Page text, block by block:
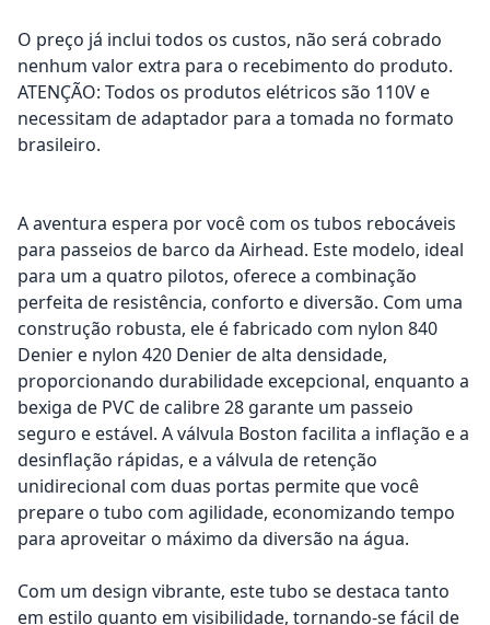
O preço já inclui todos os custos, não será cobrado
nenhum valor extra para o recebimento do produto.
ATENÇÃO: Todos os produtos elétricos são 110V e
necessitam de adaptador para a tomada no formato
brasileiro.
A aventura espera por você com os tubos rebocáveis
para passeios de barco da Airhead. Este modelo, ideal
para um a quatro pilotos, oferece a combinação
perfeita de resistência, conforto e diversão. Com uma
construção robusta, ele é fabricado com nylon 840
Denier e nylon 420 Denier de alta densidade,
proporcionando durabilidade excepcional, enquanto a
bexiga de PVC de calibre 28 garante um passeio
seguro e estável. A válvula Boston facilita a inflação e a
desinflação rápidas, e a válvula de retenção
unidirecional com duas portas permite que você
prepare o tubo com agilidade, economizando tempo
para aproveitar o máximo da diversão na água.
Com um design vibrante, este tubo se destaca tanto
em estilo quanto em visibilidade, tornando-se fácil de